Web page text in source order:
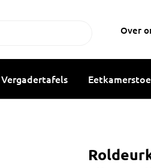
Over
Vergadertafels